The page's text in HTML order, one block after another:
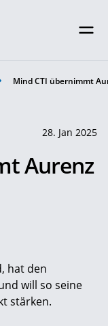
Mind CTI übernimmt
28. Jan 2025
Aurenz
hat den
will so seine
stärken.